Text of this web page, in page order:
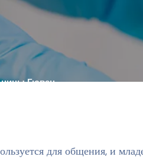
Гювен.
для общения, и